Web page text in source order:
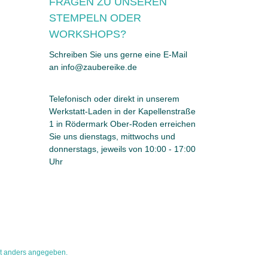
STEMPELN ODER
WORKSHOPS?
Schreiben Sie uns gerne eine E-Mail
an info@zaubereike.de
Telefonisch oder direkt in unserem
Werkstatt-Laden in der Kapellenstraße
1 in Rödermark Ober-Roden erreichen
Sie uns dienstags, mittwochs und
donnerstags, jeweils von 10:00 - 17:00
Uhr
anders angegeben.